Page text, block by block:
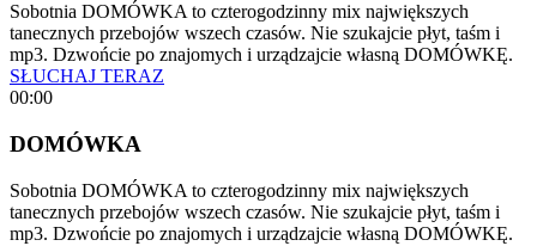
Sobotnia DOMÓWKA to czterogodzinny mix największych
tanecznych przebojów wszech czasów. Nie szukajcie płyt, taśm i
mp3. Dzwońcie po znajomych i urządzajcie własną DOMÓWKĘ.
SŁUCHAJ TERAZ
00:00
DOMÓWKA
Sobotnia DOMÓWKA to czterogodzinny mix największych
tanecznych przebojów wszech czasów. Nie szukajcie płyt, taśm i
mp3. Dzwońcie po znajomych i urządzajcie własną DOMÓWKĘ.